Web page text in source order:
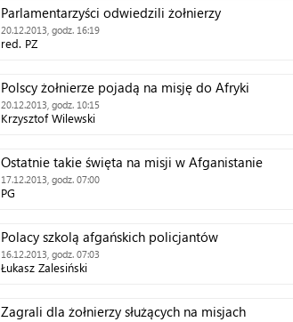
Parlamentarzyści odwiedzili żołnierzy
20.12.2013, godz. 16:19
red. PZ
Polscy żołnierze pojadą na misję do Afryki
20.12.2013, godz. 10:15
Krzysztof Wilewski
Ostatnie takie święta na misji w Afganistanie
17.12.2013, godz. 07:00
PG
Polacy szkolą afgańskich policjantów
16.12.2013, godz. 07:03
Łukasz Zalesiński
Zagrali dla żołnierzy służących na misjach